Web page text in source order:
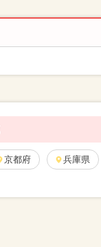
京都府 兵庫県